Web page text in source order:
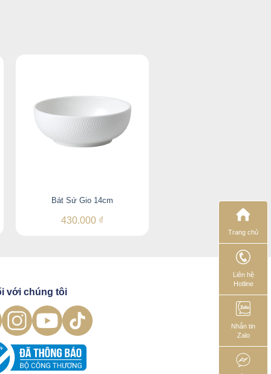
Bát Sứ Gio 14cm
430.000 ₫
Đĩa Lót Tách Gio 16.5cm
360.000 ₫
với chúng tôi
Trang chủ
Liên hệ
Hotline
Nhắn tin
Zalo